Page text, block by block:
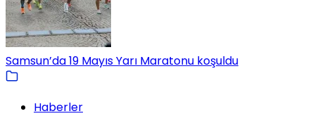
Samsun’da 19 Mayıs Yarı Maratonu koşuldu
Haberler